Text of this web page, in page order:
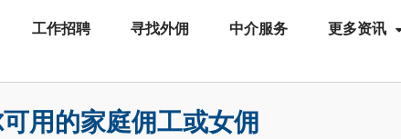
工作招聘 寻找外佣 中介服务 更多资讯
用的家庭佣工或女佣